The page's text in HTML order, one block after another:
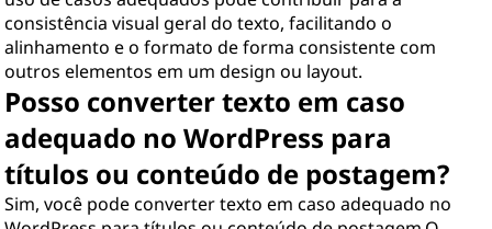
consistência visual geral do texto, facilitando o
alinhamento e o formato de forma consistente com
outros elementos em um design ou layout.
Posso converter texto em caso
adequado no WordPress para
títulos ou conteúdo de postagem?
Sim, você pode converter texto em caso adequado no